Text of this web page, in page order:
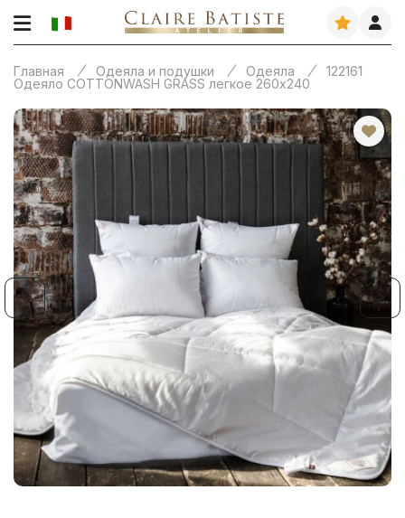
Главная Одеяла и подушки Одеяла
122161
Одеяло СOTTONWASH GRASS легкое 260х240